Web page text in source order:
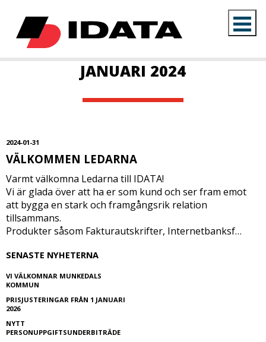
JANUARI 2024
2024-01-31
VÄLKOMMEN LEDARNA
Varmt välkomna Ledarna till IDATA!
Vi är glada över att ha er som kund och ser fram emot
att bygga en stark och framgångsrik relation
tillsammans.
Produkter såsom Fakturautskrifter, Internetbanksf…
SENASTE NYHETERNA
VI VÄLKOMNAR MUNKEDALS
KOMMUN
PRISJUSTERINGAR FRÅN 1 JANUARI
2026
NYTT
PERSONUPPGIFTSUNDERBITRÄDE